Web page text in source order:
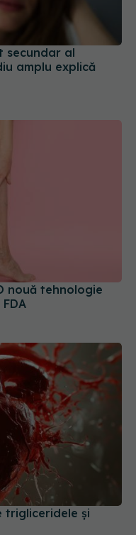
secundar al
amplu explică
nouă tehnologie
trigliceridele și